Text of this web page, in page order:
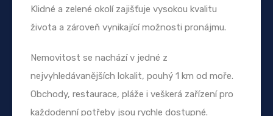
Klidné a zelené okolí zajišťuje vysokou kvalitu
života a zároveň vynikající možnosti pronájmu.
Nemovitost se nachází v jedné z
nejvyhledávanějších lokalit, pouhý 1 km od moře.
Obchody, restaurace, pláže i veškerá zařízení pro
každodenní potřeby jsou rychle dostupné.